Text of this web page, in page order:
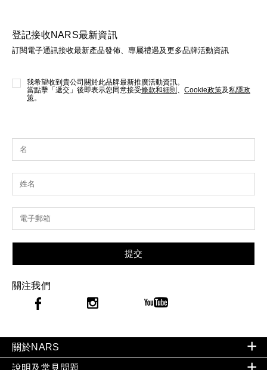
登記接收NARS最新資訊
訂閱電子通訊接收最新產品發佈、專屬禮遇及更多品牌活動資訊
我希望收到貴公司關於此品牌最新推廣活動資訊。
當點擊「遞交」後即表示您同意接受條款和細則 、 Cookie政策及私隱政
策。
提交
關注我們
關於NARS
說明及常見問題